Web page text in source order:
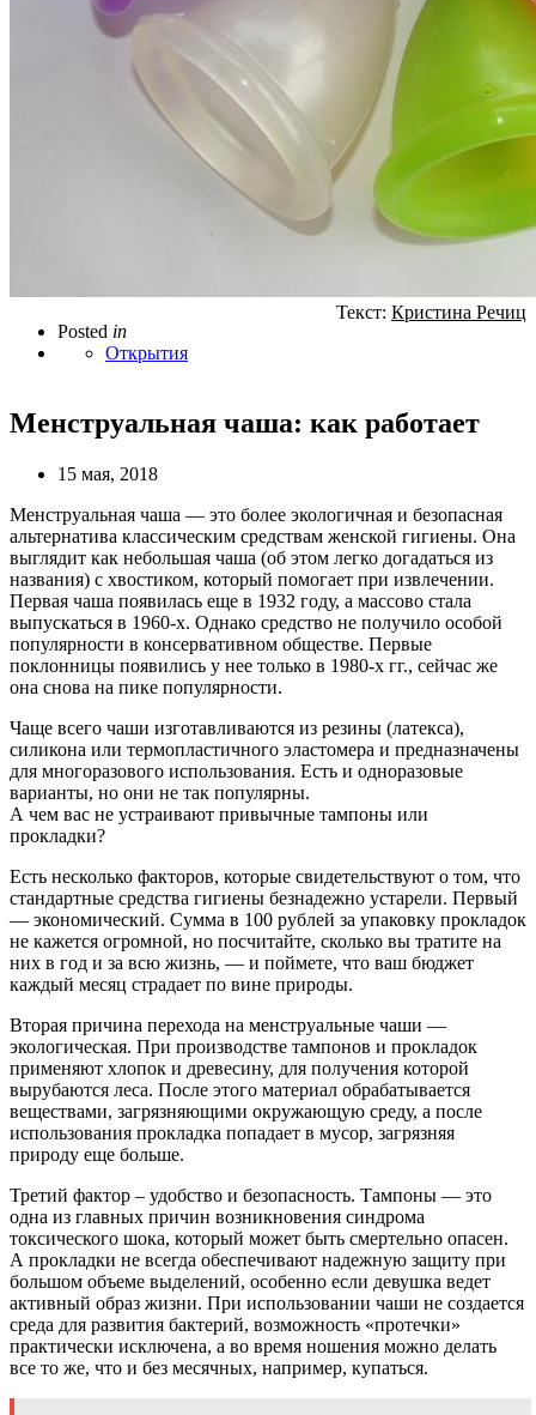
Posted in
Открытия
Текст: Кристина Речиц
Менструальная чаша: как работает
15 мая, 2018
Менструальная чаша — это более экологичная и безопасная
альтернатива классическим средствам женской гигиены. Она
выглядит как небольшая чаша (об этом легко догадаться из
названия) с хвостиком, который помогает при извлечении.
Первая чаша появилась еще в 1932 году, а массово стала
выпускаться в 1960-х. Однако средство не получило особой
популярности в консервативном обществе. Первые
поклонницы появились у нее только в 1980-х гг., сейчас же
она снова на пике популярности.
Чаще всего чаши изготавливаются из резины (латекса),
силикона или термопластичного эластомера и предназначены
для многоразового использования. Есть и одноразовые
варианты, но они не так популярны.
А чем вас не устраивают привычные тампоны или
прокладки?
Есть несколько факторов, которые свидетельствуют о том, что
стандартные средства гигиены безнадежно устарели. Первый
— экономический. Сумма в 100 рублей за упаковку прокладок
не кажется огромной, но посчитайте, сколько вы тратите на
них в год и за всю жизнь, — и поймете, что ваш бюджет
каждый месяц страдает по вине природы.
Вторая причина перехода на менструальные чаши —
экологическая. При производстве тампонов и прокладок
применяют хлопок и древесину, для получения которой
вырубаются леса. После этого материал обрабатывается
веществами, загрязняющими окружающую среду, а после
использования прокладка попадает в мусор, загрязняя
природу еще больше.
Третий фактор – удобство и безопасность. Тампоны — это
одна из главных причин возникновения синдрома
токсического шока, который может быть смертельно опасен.
А прокладки не всегда обеспечивают надежную защиту при
большом объеме выделений, особенно если девушка ведет
активный образ жизни. При использовании чаши не создается
среда для развития бактерий, возможность «протечки»
практически исключена, а во время ношения можно делать
все то же, что и без месячных, например, купаться.